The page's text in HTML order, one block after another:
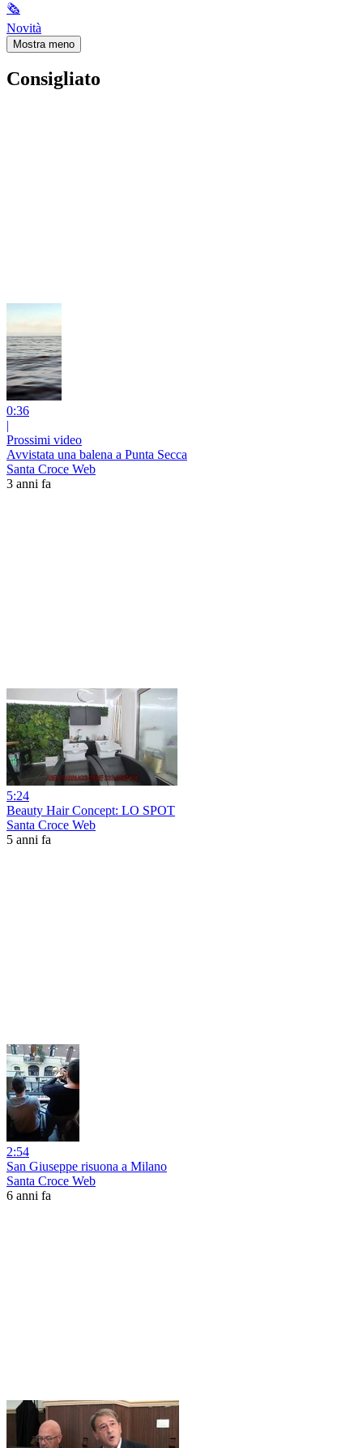
🗞
Novità
Mostra meno
Consigliato
0:36
|
Prossimi video
Avvistata una balena a Punta Secca
Santa Croce Web
3 anni fa
5:24
Beauty Hair Concept: LO SPOT
Santa Croce Web
5 anni fa
2:54
San Giuseppe risuona a Milano
Santa Croce Web
6 anni fa